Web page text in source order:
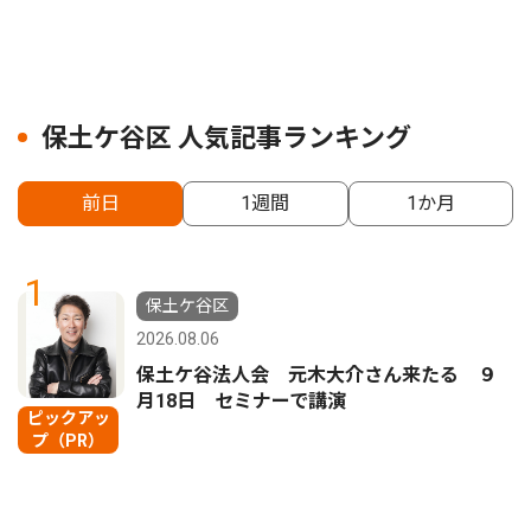
保土ケ谷区 人気記事ランキング
前日 1週間 1か月
1
ピックアッ
プ（PR）
保土ケ谷区
2026.08.06
保土ケ谷法人会 元木大介さん来たる ９
月18日 セミナーで講演